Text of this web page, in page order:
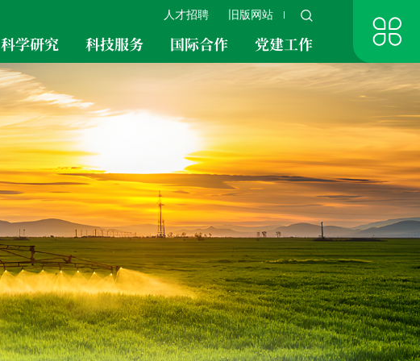
人才招聘 旧版网站
科学研究 科技服务 国际合作 党建工作